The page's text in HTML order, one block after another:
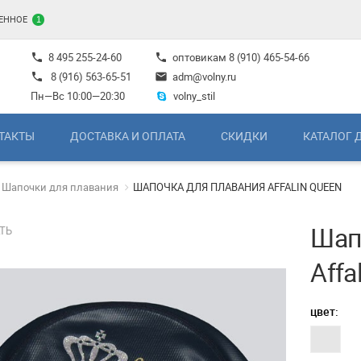
1
phone 8 495 255-24-60
phone
8 (916) 563-65-51
Пн—Вс 10:00—20:30
phone оптовикам 8 (910) 465-54-66
mail adm@volny.ru
volny_stil
ДОСТАВКА И ОПЛАТА СКИДКИ КАТАЛОГ
Шапочки для плавания ШАПОЧКА ДЛЯ ПЛАВАНИЯ AFFALIN QUEEN
цвет: